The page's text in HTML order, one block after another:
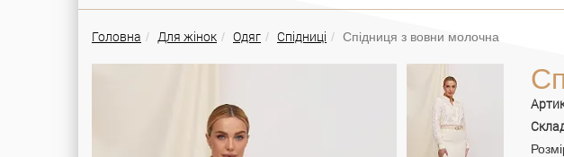
Головна Для жінок Одяг Спідниці Спідниця з вовни молочна